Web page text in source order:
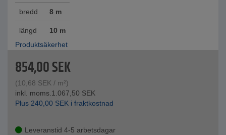
bredd 8 m
längd
10 m
Produktsäkerhet
854,00SEK
(10,68 SEK / m²)
inkl. moms.1.067,50 SEK
Plus 240,00 SEK i fraktkostnad
Leveranstid 4-5 arbetsdagar